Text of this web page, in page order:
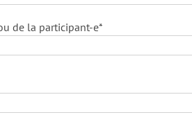
de la participant-e*